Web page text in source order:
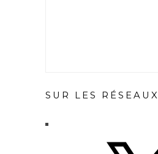
SUR LES RÉSEAUX